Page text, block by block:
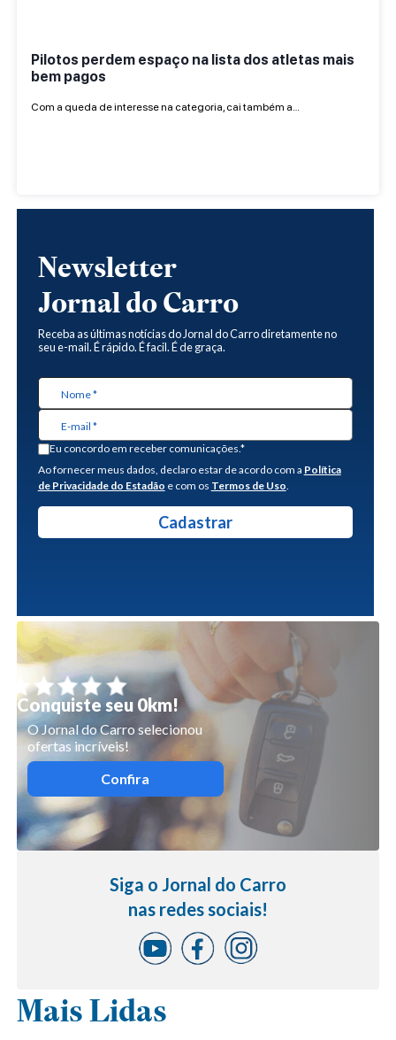
Pilotos perdem espaço na lista dos atletas mais
bem pagos
Com a queda de interesse na categoria, cai também a…
Newsletter
Jornal do Carro
Receba as últimas notícias do Jornal do Carro diretamente no
seu e-mail. É rápido. É facil. É de graça.
Eu concordo em receber comunicações.*
Ao fornecer meus dados, declaro estar de acordo com a Política
de Privacidade do Estadão e com os Termos de Uso.
Conquiste seu 0km!
O Jornal do Carro selecionou
ofertas incríveis!
Confira
Siga o Jornal do Carro
nas redes sociais!
Mais Lidas